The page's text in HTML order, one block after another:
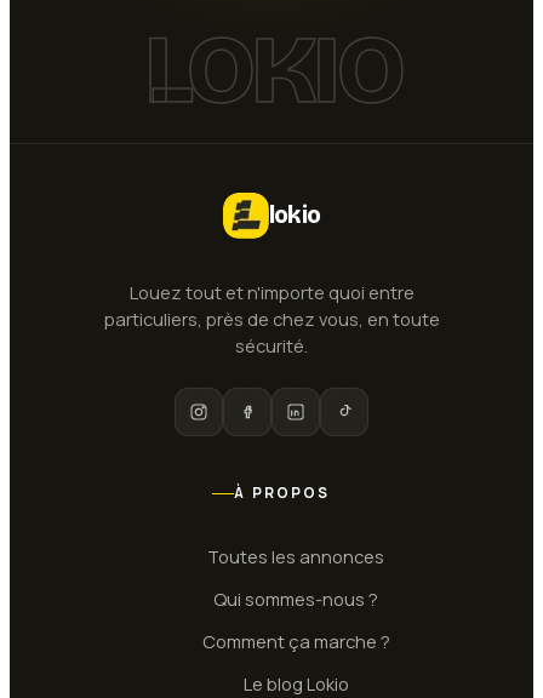
LOKIO
lokio
Louez tout et n'importe quoi entre
particuliers, près de chez vous, en toute
sécurité.
À PROPOS
Toutes les annonces
Qui sommes-nous ?
Comment ça marche ?
Le blog Lokio